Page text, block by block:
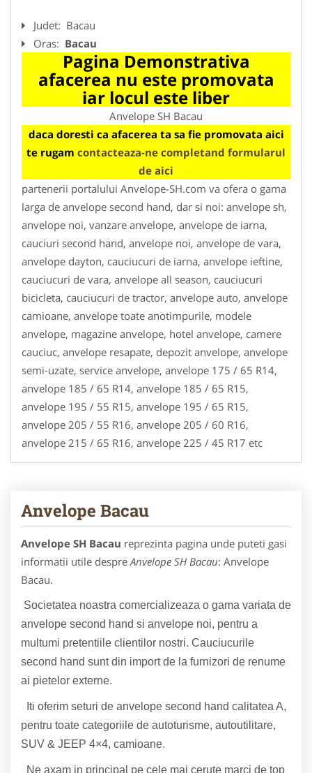
Judet: Bacau
Oras: Bacau
Pagina Demonstrativa
afacerea nu este promovata
iar locul este liber
Anvelope SH Bacau
daca doresti ca afacerea ta sa fie promovata aici
te rugam contacteaza-ne completand formularul
de aici
partenerii portalului Anvelope-SH.com va ofera o gama
larga de anvelope second hand, dar si noi: anvelope sh,
anvelope noi, vanzare anvelope, anvelope de iarna,
cauciuri second hand, anvelope noi, anvelope de vara,
anvelope dayton, cauciucuri de iarna, anvelope ieftine,
cauciucuri de vara, anvelope all season, cauciucuri
bicicleta, cauciucuri de tractor, anvelope auto, anvelope
camioane, anvelope toate anotimpurile, modele
anvelope, magazine anvelope, hotel anvelope, camere
cauciuc, anvelope resapate, depozit anvelope, anvelope
semi-uzate, service anvelope, anvelope 175 / 65 R14,
anvelope 185 / 65 R14, anvelope 185 / 65 R15,
anvelope 195 / 55 R15, anvelope 195 / 65 R15,
anvelope 205 / 55 R16, anvelope 205 / 60 R16,
anvelope 215 / 65 R16, anvelope 225 / 45 R17 etc
Anvelope Bacau
Anvelope SH Bacau reprezinta pagina unde puteti gasi
informatii utile despre Anvelope SH Bacau: Anvelope
Bacau.
Societatea noastra comercializeaza o gama variata de
anvelope second hand si anvelope noi, pentru a
multumi pretentiile clientilor nostri. Cauciucurile
second hand sunt din import de la furnizori de renume
ai pietelor externe.
Iti oferim seturi de anvelope second hand calitatea A,
pentru toate categoriile de autoturisme, autoutilitare,
SUV & JEEP 4×4, camioane.
Ne axam in principal pe cele mai cerute marci de top